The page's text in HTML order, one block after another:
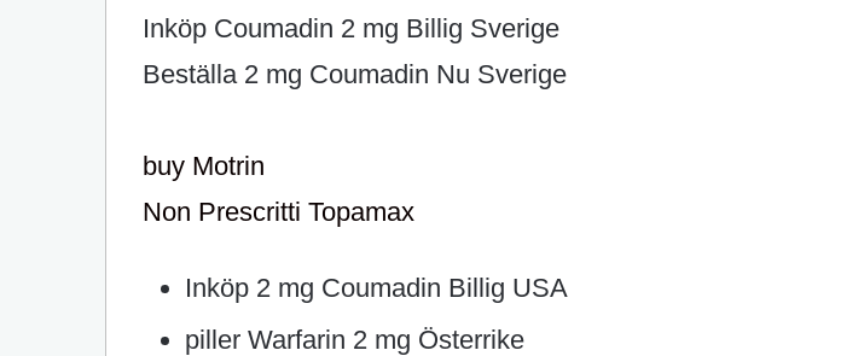
Inköp Coumadin 2 mg Billig Sverige
Beställa 2 mg Coumadin Nu Sverige
buy Motrin
Non Prescritti Topamax
Inköp 2 mg Coumadin Billig USA
piller Warfarin 2 mg Österrike